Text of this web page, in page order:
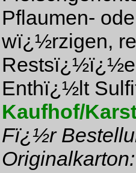
Pflaumen-
wï¿½rzigen,
Restsï¿½ï¿½e
Enthï¿½lt
Kaufhof/
Fï¿½r
Originalkarton: